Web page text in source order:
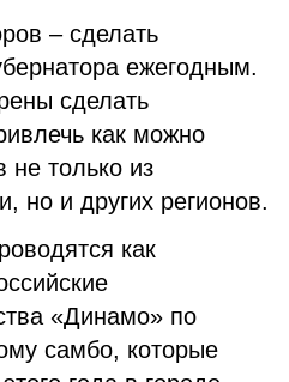
– сделать
ежегодным.
сделать
как можно
не только из
но и других регионов.
как
«Динамо» по
самбо, которые